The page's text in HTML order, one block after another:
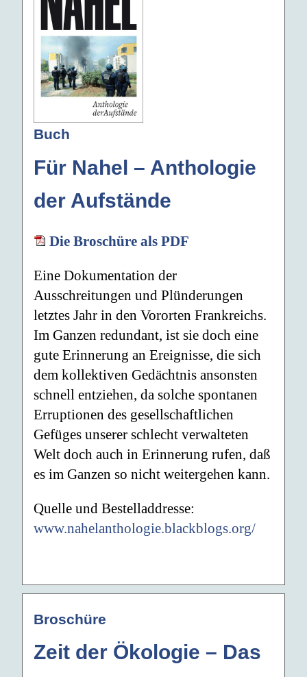
Buch
Für Nahel – Anthologie
der Aufstände
Die Broschüre als PDF
Eine Dokumentation der
Ausschreitungen und Plünderungen
letztes Jahr in den Vororten Frankreichs.
Im Ganzen redundant, ist sie doch eine
gute Erinnerung an Ereignisse, die sich
dem kollektiven Gedächtnis ansonsten
schnell entziehen, da solche spontanen
Erruptionen des gesellschaftlichen
Gefüges unserer schlecht verwalteten
Welt doch auch in Erinnerung rufen, daß
es im Ganzen so nicht weitergehen kann.
Quelle und Bestelladdresse:
www.nahelanthologie.blackblogs.org/
Broschüre
Zeit der Ökologie – Das